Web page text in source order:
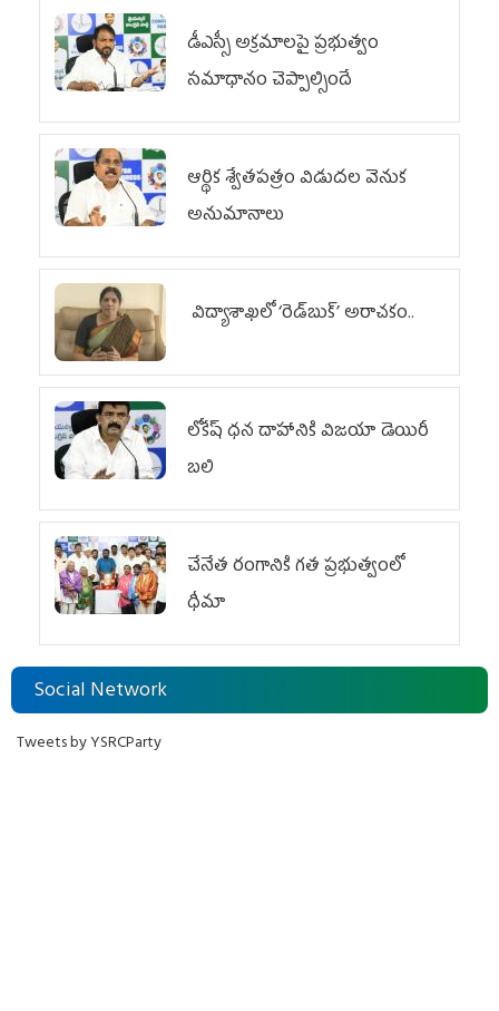
డీఎస్సీ అక్రమాలపై ప్రభుత్వం
సమాధానం చెప్పాల్సిందే
ఆర్థిక శ్వేతపత్రం విడుదల వెనుక
అనుమానాలు
విద్యాశాఖలో ‘రెడ్‌బుక్’ అరాచకం..
లోకేష్ ధ‌న దాహానికి విజ‌యా డెయిరీ
బ‌లి
చేనేత రంగానికి గత ప్రభుత్వంలో
ధీమా
Social Network
Tweets by YSRCParty